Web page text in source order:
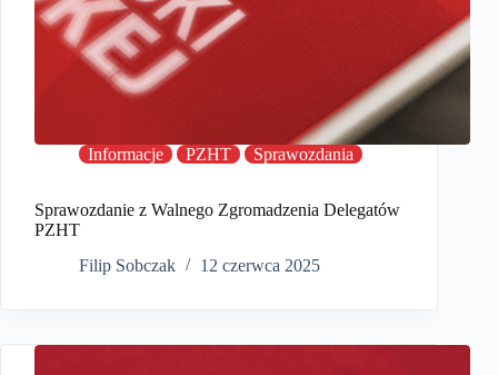
Informacje PZHT Sprawozdania
Sprawozdanie z Walnego Zgromadzenia Delegatów
PZHT
Filip Sobczak
12 czerwca 2025